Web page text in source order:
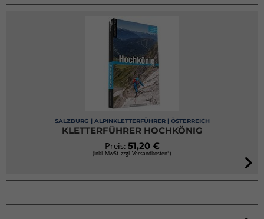
SALZBURG | ALPINKLETTERFÜHRER | ÖSTERREICH
KLETTERFÜHRER HOCHKÖNIG
Preis: 51,20 €
(inkl. MwSt. zzgl. Versandkosten*)